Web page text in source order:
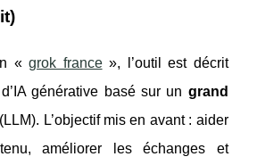
«grok france», l’outil est décrit
générative basé sur un grand
L’objectif mis en avant : aider
améliorer les échanges et